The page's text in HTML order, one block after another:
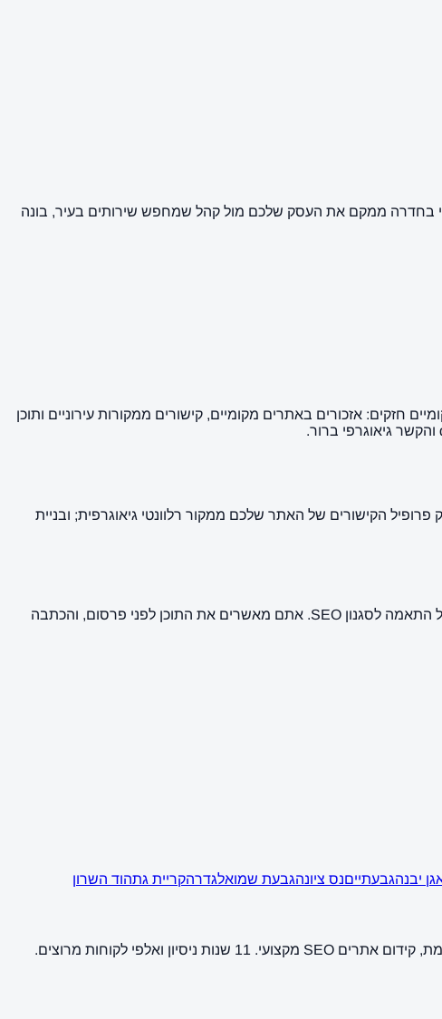
בחדרה ממקם את העסק שלכם מול קהל שמחפש שירותים בעיר, בונה
אזכורים באתרים מקומיים, קישורים ממקורות עירוניים ותוכן
הקישורים של האתר שלכם ממקור רלוונטי גיאוגרפית; ובניית
בוחרים אתר מהרשימה למעלה, מזינים נושא ומילות מפתח — והמערכת שלנו כותבת כתבה מקצועית ב-AI ללא תוספת תשלום, כולל התאמה לסגנון SEO. אתם מאשרים את התוכן לפני פרסום, והכתבה
גן יבנהגבעתייםנס ציונהגבעת שמואלגדרהקריית גתהוד השרון